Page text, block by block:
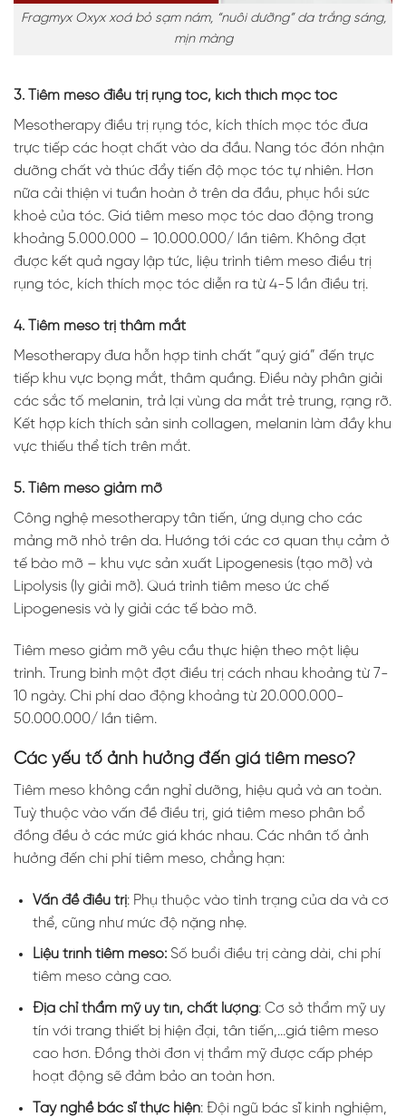
Fragmyx Oxyx xoá bỏ sạm nám, “nuôi dưỡng” da trắng sáng,
mịn màng
3. Tiêm meso điều trị rụng tóc, kích thích mọc tóc
Mesotherapy điều trị rụng tóc, kích thích mọc tóc đưa
trực tiếp các hoạt chất vào da đầu. Nang tóc đón nhận
dưỡng chất và thúc đẩy tiến độ mọc tóc tự nhiên. Hơn
nữa cải thiện vi tuần hoàn ở trên da đầu, phục hồi sức
khoẻ của tóc. Giá tiêm meso mọc tóc dao động trong
khoảng 5.000.000 – 10.000.000/ lần tiêm. Không đạt
được kết quả ngay lập tức, liệu trình tiêm meso điều trị
rụng tóc, kích thích mọc tóc diễn ra từ 4-5 lần điều trị.
4. Tiêm meso trị thâm mắt
Mesotherapy đưa hỗn hợp tinh chất “quý giá” đến trực
tiếp khu vực bọng mắt, thâm quầng. Điều này phân giải
các sắc tố melanin, trả lại vùng da mắt trẻ trung, rạng rỡ.
Kết hợp kích thích sản sinh collagen, melanin làm đầy khu
vực thiếu thể tích trên mắt.
5. Tiêm meso giảm mỡ
Công nghệ mesotherapy tân tiến, ứng dụng cho các
mảng mỡ nhỏ trên da. Hướng tới các cơ quan thụ cảm ở
tế bào mỡ – khu vực sản xuất Lipogenesis (tạo mỡ) và
Lipolysis (ly giải mỡ). Quá trình tiêm meso ức chế
Lipogenesis và ly giải các tế bào mỡ.
Tiêm meso giảm mỡ yêu cầu thực hiện theo một liệu
trình. Trung bình một đợt điều trị cách nhau khoảng từ 7-
10 ngày. Chi phí dao động khoảng từ 20.000.000-
50.000.000/ lần tiêm.
Các yếu tố ảnh hưởng đến giá tiêm meso?
Tiêm meso không cần nghỉ dưỡng, hiệu quả và an toàn.
Tuỳ thuộc vào vấn đề điều trị, giá tiêm meso phân bổ
đồng đều ở các mức giá khác nhau. Các nhân tố ảnh
hưởng đến chi phí tiêm meso, chẳng hạn:
Vấn đề điều trị: Phụ thuộc vào tình trạng của da và cơ
thể, cũng như mức độ nặng nhẹ.
Liệu trình tiêm meso: Số buổi điều trị càng dài, chi phí
tiêm meso càng cao.
Địa chỉ thẩm mỹ uy tín, chất lượng: Cơ sở thẩm mỹ uy
tín với trang thiết bị hiện đại, tân tiến,…giá tiêm meso
cao hơn. Đồng thời đơn vị thẩm mỹ được cấp phép
hoạt động sẽ đảm bảo an toàn hơn.
Tay nghề bác sĩ thực hiện: Đội ngũ bác sĩ kinh nghiệm,